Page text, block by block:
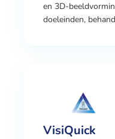
en 3D-
doeleinden,
VisiQuick